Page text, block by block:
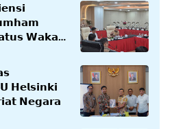
𝗪𝗮𝗸𝗮𝗳
𝗛𝗲𝗹𝘀𝗶𝗻𝗸𝗶
𝗡𝗲𝗴𝗮𝗿𝗮